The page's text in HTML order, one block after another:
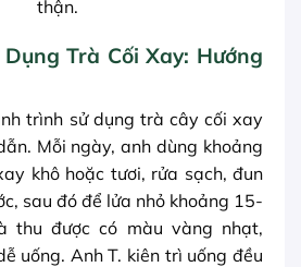
thận.
Trà Cối Xay: Hướng
trình sử dụng trà cây cối xay
Mỗi ngày, anh dùng khoảng
khô hoặc tươi, rửa sạch, đun
sau đó để lửa nhỏ khoảng 15-
thu được có màu vàng nhạt,
uống. Anh T. kiên trì uống đều